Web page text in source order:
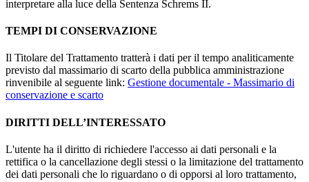
interpretare alla luce della Sentenza Schrems II.
TEMPI DI CONSERVAZIONE
Il Titolare del Trattamento tratterà i dati per il tempo analiticamente
previsto dal massimario di scarto della pubblica amministrazione
rinvenibile al seguente link: Gestione documentale - Massimario di
conservazione e scarto
DIRITTI DELL’INTERESSATO
L'utente ha il diritto di richiedere l'accesso ai dati personali e la
rettifica o la cancellazione degli stessi o la limitazione del trattamento
dei dati personali che lo riguardano o di opporsi al loro trattamento,